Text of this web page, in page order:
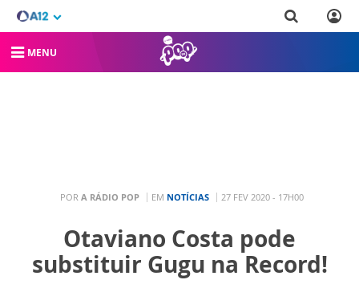
MENU
POR A RÁDIO POP EM NOTÍCIAS 27 FEV 2020 - 17H00
Otaviano Costa pode
substituir Gugu na Record!